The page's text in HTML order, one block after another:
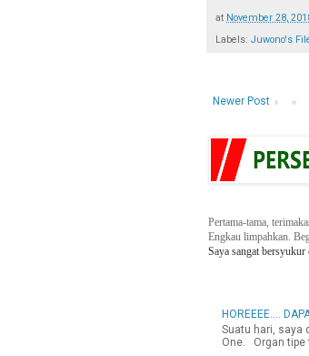
at November 28,
Labels: Juwono's
Newer Post
Pertama-tama,
Engkau limpahkan.
Saya sangat bersyukur
HOREEEE....
Suatu hari, saya
One. Organ tipe